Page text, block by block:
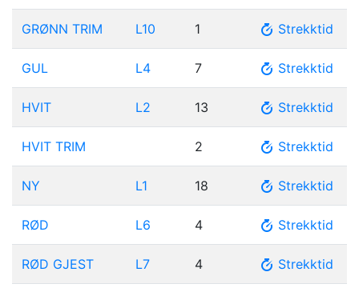
GRØNN TRIM L10 1 Strekktid
GUL L4 7 Strekktid
HVIT L2 13 Strekktid
HVIT TRIM 2 Strekktid
NY L1 18 Strekktid
RØD L6 4 Strekktid
RØD GJEST L7 4 Strekktid